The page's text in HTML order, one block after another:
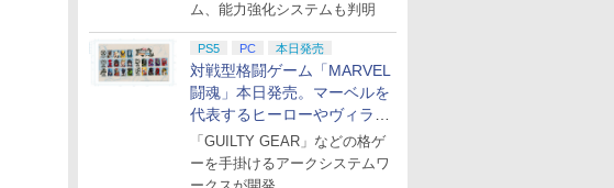
ム、能力強化システムも判明
PS5 PC 本日発売
対戦型格闘ゲーム「MARVEL
闘魂」本日発売。マーベルを
代表するヒーローやヴィラン
たちが登場
「GUILTY GEAR」などの格ゲ
ーを手掛けるアークシステムワ